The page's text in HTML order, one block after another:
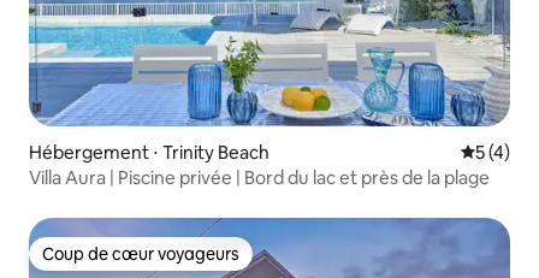
Hébergement ⋅ Trinity Beach
5 (4)
Villa Aura | Piscine privée | Bord du lac et près de la plage
Coup de cœur voyageurs
Coup de cœur voyageurs